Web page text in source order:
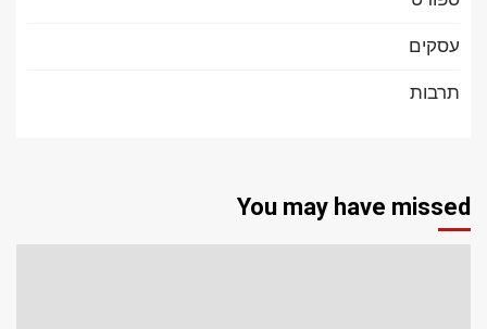
עסקים
תרבות
You may have missed